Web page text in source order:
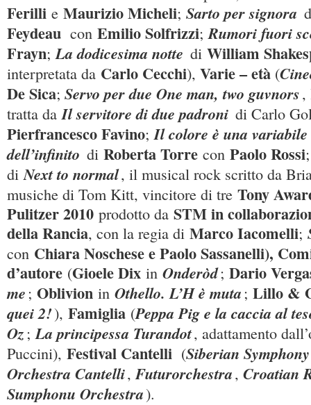
Ferilli e Maurizio Micheli; Sarto per signora
Feydeau con Emilio Solfrizzi;Rumori fuori
Frayn;La dodicesima notte di William
interpretata da Carlo Cecchi), Varie – età (
De Sica; Servo per due One man, two guvnors,
tratta daIl servitore di due padroni di Carlo
Pierfrancesco Favino;Il colore è una variabile
dell’infinito di Roberta Torre con Paolo Rossi
diNext to normal, il musical rock scritto da
musiche di Tom Kitt, vincitore di tre Tony
Pulitzer 2010 prodotto da STM in
della Rancia, con la regia di Marco Iacomelli;
con Chiara Noschese e Paolo Sassanelli),
d’autore (Gioele Dix in Onderòd; Dario
me ; Oblivion in Othello. L’H è muta ; Lillo &
quei 2!), Famiglia (Peppa Pig e la caccia al
Oz ;La principessa Turandot, adattamento
Puccini), Festival Cantelli (Siberian
Orchestra Cantelli,Futurorchestra, Croatian
Sumphonu Orchestra).